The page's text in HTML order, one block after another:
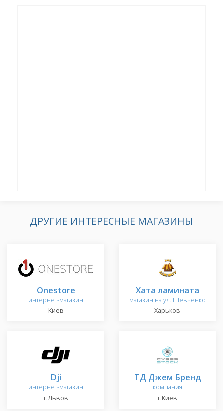
ДРУГИЕ ИНТЕРЕСНЫЕ МАГАЗИНЫ
Onestore
интернет-магазин
Киев
Хата ламината
магазин на ул. Шевченко
Харьков
Dji
интернет-магазин
г.Львов
ТД Джем Бренд
компания
г.Киев